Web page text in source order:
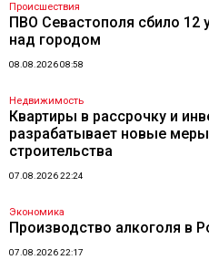
Происшествия
ПВО Севастополя сбило 12
над городом
08.08.2026 08:58
Недвижимость
Квартиры в рассрочку и
разрабатывает новые
строительства
07.08.2026 22:24
Экономика
Производство алкоголя в
07.08.2026 22:17